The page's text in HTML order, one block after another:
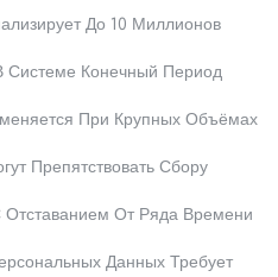
До 10 Миллионов
Системе Конечный Период
При Крупных Объёмах
Препятствовать Сбору
От Ряда Времени
Данных Требует